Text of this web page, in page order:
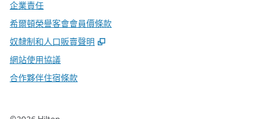
企業責任
希爾頓榮譽客會會員價條款
奴隸制和人口販賣聲明
,
網站使用協議
合作夥伴住宿條款